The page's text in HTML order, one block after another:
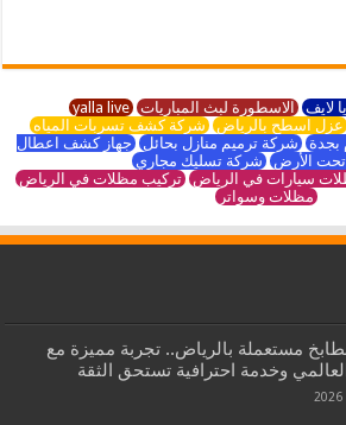
لايف الاسطورة لبث المباريات yalla live
عزل اسطح بالرياض شركة كشف تسربات المياه
بجدة شركة ترميم منازل بحائل جهاز كشف اعطال
تحت الأرض شركة تسليك مجاري
سيارات في الرياض تركيب مظلات في الرياض
مظلات وسواتر
مستعملة بالرياض.. تجربة مميزة مع
وخدمة احترافية تستحق الثقة